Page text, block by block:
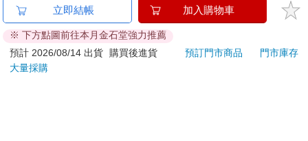
作梯上笑得很開心。
下一秒，我馬上同情起他。
依依用力搖著工作梯，重心不穩的尚昱哥就這樣跌在地上，標準
金石堂及銀行均不會請您操作ATM! 如接獲電話要求您前往
ATM提款機，請不要聽從指示，以免受騙上當！
退換貨須知：
**提醒您，鑑賞期不等於試用期，退回商品須為全新狀態**
立即結帳 加入購物車
※ 下方點圖前往本月金石堂強力推薦
預計 2026/08/14 出貨
購買後進貨 預訂門市商品
門市庫存
大量採購